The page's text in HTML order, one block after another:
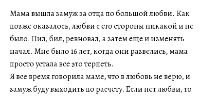
Мама вышла замуж за отца по большой любви. Как
позже оказалось, любви с его стороны никакой и не
было. Пил, бил, ревновал, а затем еще и изменять
начал. Мне было 16 лет, когда они развелись, мама
просто устала все это терпеть.
Я все время говорила маме, что в любовь не верю, и
замуж буду выходить по расчету. Если нет любви, то